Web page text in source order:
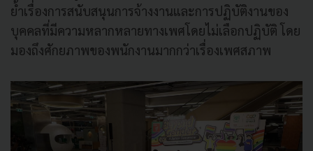
ย้ำเรื่องการสนับสนุนการจ้างงานและการปฏิบัติงานของ
บุคคลที่มีความหลากหลายทางเพศโดยไม่เลือกปฏิบัติ โดย
มองถึงศักยภาพของพนักงานมากกว่าเรื่องเพศสภาพ